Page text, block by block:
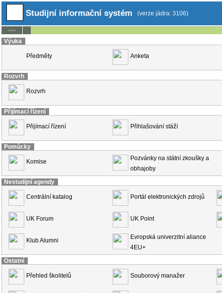
Studijní informační systém (verze jádra: 3106)
--:--
Výuka
Předměty Anketa
Rozvrh
Rozvrh
Přijímací řízení
Přijímací řízení Přihlašování stáží
Pomůcky
Komise
Pozvánky na státní zkoušky a
obhajoby
Nestudijní agendy
Centrální katalog Portál elektronických zdrojů
UK Forum UK Point
Klub Alumni
Evropská univerzitní aliance
4EU+
Ostatní
Přehled školitelů Souborový manažer